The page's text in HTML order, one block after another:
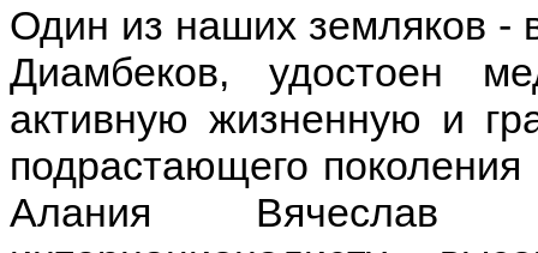
Один из наших земляков -
Диамбеков, удостоен
активную жизненную и
подрастающего
Алания Вячеслав